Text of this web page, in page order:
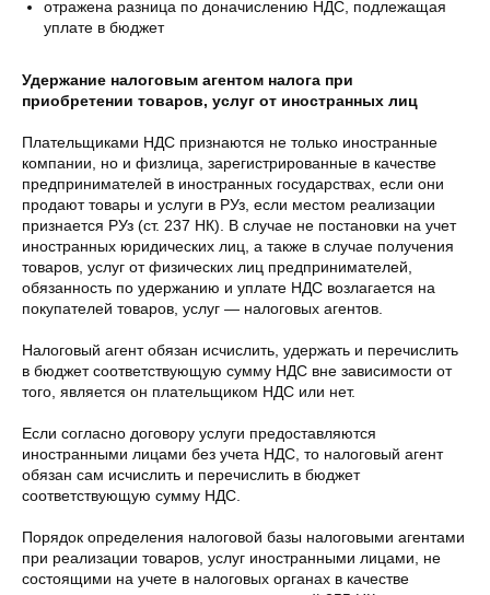
отражена разница по доначислению НДС, подлежащая
уплате в бюджет
Удержание налоговым агентом налога при
приобретении товаров, услуг от иностранных лиц
Плательщиками НДС признаются не только иностранные
компании, но и физлица, зарегистрированные в качестве
предпринимателей в иностранных государствах, если они
продают товары и услуги в РУз, если местом реализации
признается РУз (ст. 237 НК). В случае не постановки на учет
иностранных юридических лиц, а также в случае получения
товаров, услуг от физических лиц предпринимателей,
обязанность по удержанию и уплате НДС возлагается на
покупателей товаров, услуг — налоговых агентов.
Налоговый агент обязан исчислить, удержать и перечислить
в бюджет соответствующую сумму НДС вне зависимости от
того, является он плательщиком НДС или нет.
Если согласно договору услуги предоставляются
иностранными лицами без учета НДС, то налоговый агент
обязан сам исчислить и перечислить в бюджет
соответствующую сумму НДС.
Порядок определения налоговой базы налоговыми агентами
при реализации товаров, услуг иностранными лицами, не
состоящими на учете в налоговых органах в качестве